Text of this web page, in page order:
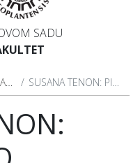
SADU
Aktivnosti SUSANA TENON: PISANJE KAO PALIMPSEST